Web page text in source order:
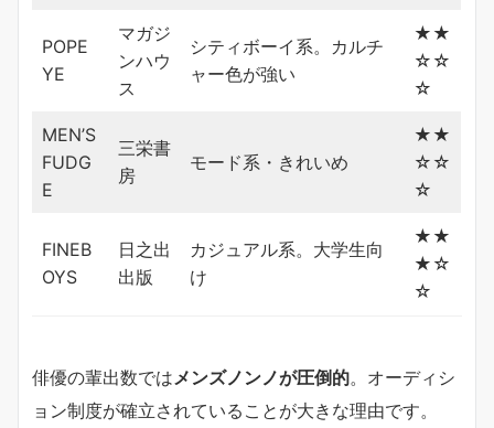
POPE
YE
マガジ
ンハウ
ス
シティボーイ系。カルチ
ャー色が強い
★★
☆☆
☆
MEN’S
FUDG
E
三栄書
房
モード系・きれいめ
★★
☆☆
☆
FINEB
OYS
日之出
出版
カジュアル系。大学生向
け
★★
★☆
☆
俳優の輩出数では メンズノンノが圧倒的。オーディシ
ョン制度が確立されていることが大きな理由です。